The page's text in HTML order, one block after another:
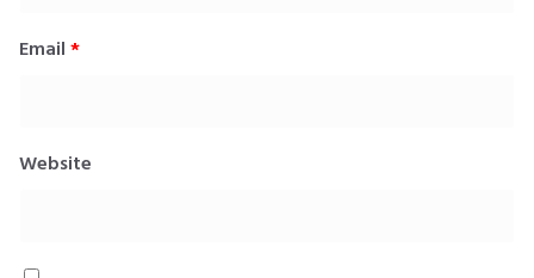
Email *
Website